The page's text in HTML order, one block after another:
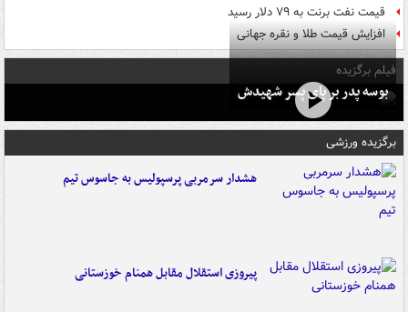
قیمت نفت برنت به ۷۹ دلار رسید
افزایش قیمت طلا و نقره جهانی
فیلم برگزیده
بوسه‌ پدر بر پای پسر شهیدش
برگزیده ورزشی
هشدار سرمربی پرسپولیس به جاسوس تیم
پیروزی استقلال مقابل همنام خوزستانی